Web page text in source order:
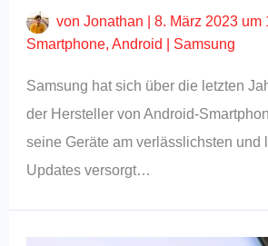
vonJonathan |8. März 2023 um
Smartphone,Android Samsung
Samsung hat sich über die letzten
der Hersteller von Android-
seine Geräte am verlässlichsten und
Updates versorgt…